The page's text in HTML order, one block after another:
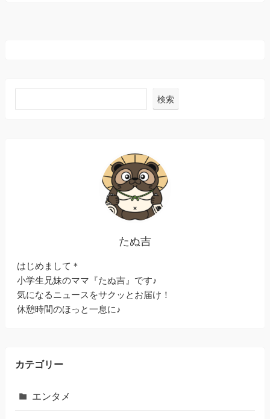
検索
たぬ吉
はじめまして＊
小学生兄妹のママ『たぬ吉』です♪
気になるニュースをサクッとお届け！
休憩時間のほっと一息に♪
カテゴリー
エンタメ